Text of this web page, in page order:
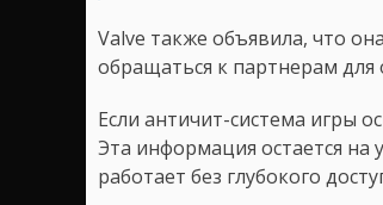
Valve также объявила, что
обращаться к партнерам
Если античит-система игры
Эта информация остается на
работает без глубокого